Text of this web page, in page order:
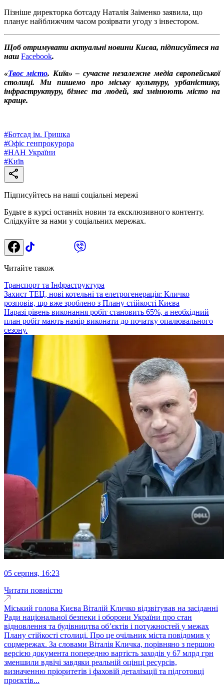
Пізніше директорка ботсаду Наталія Заіменко заявила, що
планує найближчим часом розірвати угоду з інвестором.
Щоб отримувати актуальні новини Києва, підписуйтеся на
наш Facebook.
«Твоє місто. Київ» – сучасне незалежне медіа європейської
столиці. Ми пишемо про міську культуру, урбаністику,
інфраструктуру, бізнес та людей, які змінюють місто на
краще.
#Ботсад ім. Гришка
#Офіс генпрокурора
#НАН України
#Київ
Підписуйтесь на наші соціальні мережі
Будьте в курсі останніх новин та ексклюзивного контенту.
Слідкуйте за нами у соціальних мережах.
Читайте також
Транспорт та Інфраструктура
Захист ТЕЦ, нові котельні та елетрогенерація: Кличко
розповів, що вже зроблено з Плану стійкості Києва
Наразі рівень виконання робіт становить 65%, а необхідний
план робіт мають намір виконати до початку опалювального
сезону.
05 серпня, 16:23
Читати повністю
Міський голова Києва Віталій Кличко відзвітував на засіданні
Ради національної безпеки і оборони України про стан
відновлення та будівництва обʼєктів і потужностей у межах
Плану стійкості столиці. Про це очільник міста повідомив у
соцмережах. За словами Віталія Кличка, порівняно з першою
версією документа попередню вартість заходів у 67 млрд грн
зменшили вдвічі завдяки реальній оцінці ресурсів,
визначенню пріоритетів і фаховій деталізації та підготовці
проєктів...